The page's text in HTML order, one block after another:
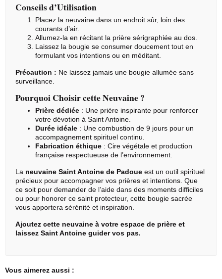
Conseils d’Utilisation
Placez la neuvaine dans un endroit sûr, loin des
courants d’air.
Allumez-la en récitant la prière sérigraphiée au dos.
Laissez la bougie se consumer doucement tout en
formulant vos intentions ou en méditant.
Précaution : Ne laissez jamais une bougie allumée sans
surveillance.
Pourquoi Choisir cette Neuvaine ?
Prière dédiée : Une prière inspirante pour renforcer
votre dévotion à Saint Antoine.
Durée idéale : Une combustion de 9 jours pour un
accompagnement spirituel continu.
Fabrication éthique : Cire végétale et production
française respectueuse de l’environnement.
La neuvaine Saint Antoine de Padoue est un outil spirituel
précieux pour accompagner vos prières et intentions. Que
ce soit pour demander de l’aide dans des moments difficiles
ou pour honorer ce saint protecteur, cette bougie sacrée
vous apportera sérénité et inspiration.
Ajoutez cette neuvaine à votre espace de prière et
laissez Saint Antoine guider vos pas.
Vous aimerez aussi :